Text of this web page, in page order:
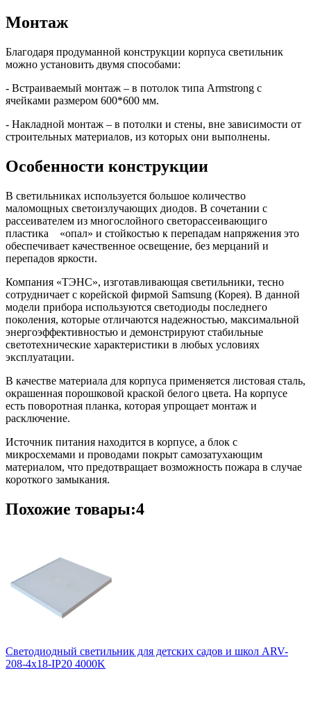
Монтаж
Благодаря продуманной конструкции корпуса светильник
можно установить двумя способами:
- Встраиваемый монтаж – в потолок типа Armstrong с
ячейками размером 600*600 мм.
- Накладной монтаж – в потолки и стены, вне зависимости от
строительных материалов, из которых они выполнены.
Особенности конструкции
В светильниках используется большое количество
маломощных светоизлучающих диодов. В сочетании с
рассеивателем из многослойного светорассеивающиго
пластика «опал» и стойкостью к перепадам напряжения это
обеспечивает качественное освещение, без мерцаний и
перепадов яркости.
Компания «ТЭНС», изготавливающая светильники, тесно
сотрудничает с корейской фирмой Samsung (Корея). В данной
модели прибора используются светодиоды последнего
поколения, которые отличаются надежностью, максимальной
энергоэффективностью и демонстрируют стабильные
светотехнические характеристики в любых условиях
эксплуатации.
В качестве материала для корпуса применяется листовая сталь,
окрашенная порошковой краской белого цвета. На корпусе
есть поворотная планка, которая упрощает монтаж и
расключение.
Источник питания находится в корпусе, а блок с
микросхемами и проводами покрыт самозатухающим
материалом, что предотвращает возможность пожара в случае
короткого замыкания.
Похожие товары:4
Светодиодный светильник для детских садов и школ ARV-
208-4x18-IP20 4000K